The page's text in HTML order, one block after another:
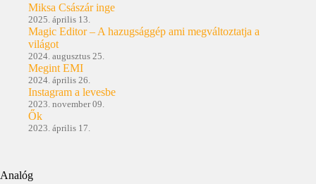
Miksa Császár inge
2025. április 13.
Magic Editor – A hazugsággép ami megváltoztatja a
világot
2024. augusztus 25.
Megint EMI
2024. április 26.
Instagram a levesbe
2023. november 09.
Ők
2023. április 17.
Analóg